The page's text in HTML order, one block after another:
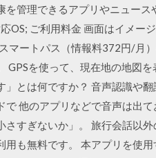
を管理できるアプリやニュー
応OS; ご利用料金 画面はイメー
マートパス（情報料372円/月
GPSを使って、現在地の地図
」とは何ですか？ 音声認識や
で 他のアプリなどで音声は出
さすぎないか」。 旅行会話以
用も無料です。 本アプリを使